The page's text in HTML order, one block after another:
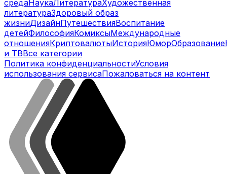
средаНаукаЛитератураХудожественная
литератураЗдоровый образ
жизниДизайнПутешествияВоспитание
детейФилософияКомиксыМеждународные
отношенияКриптовалютыИсторияЮморОбразование
и ТВВсе категории
Политика конфиденциальностиУсловия
использования сервисаПожаловаться на контент